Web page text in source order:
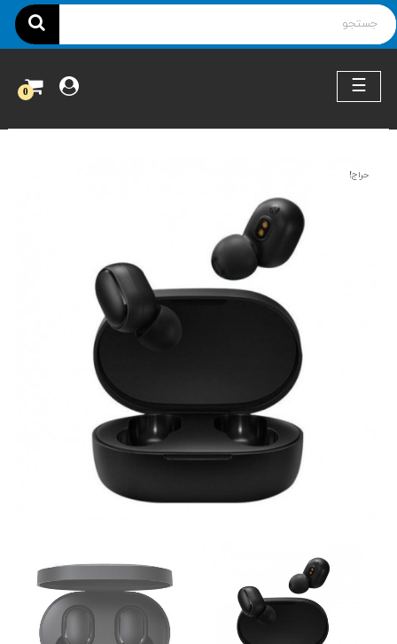
ناوبری
☰
0
حراج!